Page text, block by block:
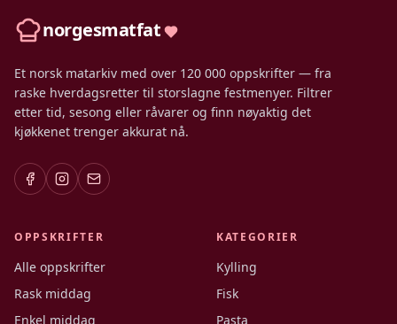
norgesmatfat
Et norsk matarkiv med over 120 000 oppskrifter — fra
raske hverdagsretter til storslagne festmenyer. Filtrer
etter tid, sesong eller råvarer og finn nøyaktig det
kjøkkenet trenger akkurat nå.
OPPSKRIFTER
Alle oppskrifter
Rask middag
Enkel middag
KATEGORIER
Kylling
Fisk
Pasta